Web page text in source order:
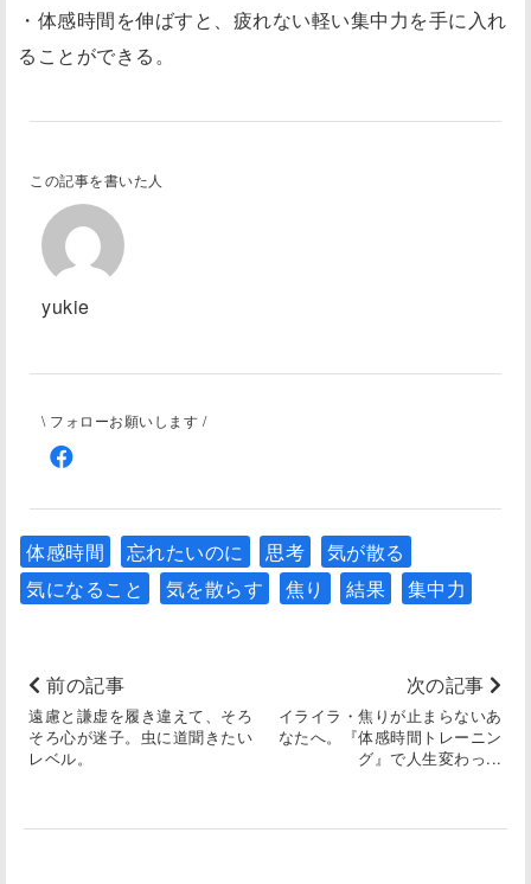
・体感時間を伸ばすと、疲れない軽い集中力を手に入れ
ることができる。
この記事を書いた人
yukie
\ フォローお願いします /
体感時間 忘れたいのに 思考
気が散る
気になること
気を散らす 焦り 結果 集中力
前の記事
遠慮と謙虚を履き違えて、そろ
そろ心が迷子。虫に道聞きたい
レベル。
次の記事
イライラ・焦りが止まらないあ
なたへ。『体感時間トレーニン
グ』で人生変わっ...